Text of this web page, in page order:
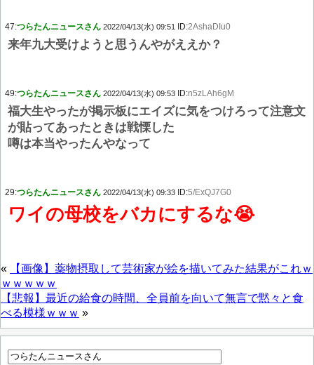
47:つらたんニュースさん 2022/04/13(水) 09:51 ID:2AshaDIu0
来年九大受けようと思うんやがええか？
49:つらたんニュースさん 2022/04/13(水) 09:53 ID:n5zLAh6gM
福大生やったが掲示板にエイズに気をつけろって注意文
が貼ってあったときは戦慄した
噂は本当やったんやなって
29:つらたんニュースさん 2022/04/13(水) 09:33 ID:5/ExQJ7G0
ワイの母校をバカにするな😭
«
【画像】薬物摂取して芸術家が絵を描いてみた結果がこれｗ
ｗｗｗｗｗ
【悲報】最近の給食の時間、全員前を向いて無言で黙々と食
べる模様ｗｗｗ »